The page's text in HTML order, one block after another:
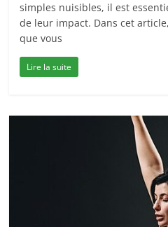
simples nuisibles, il est
de leur impact. Dans cet
que vous
Lire la suite